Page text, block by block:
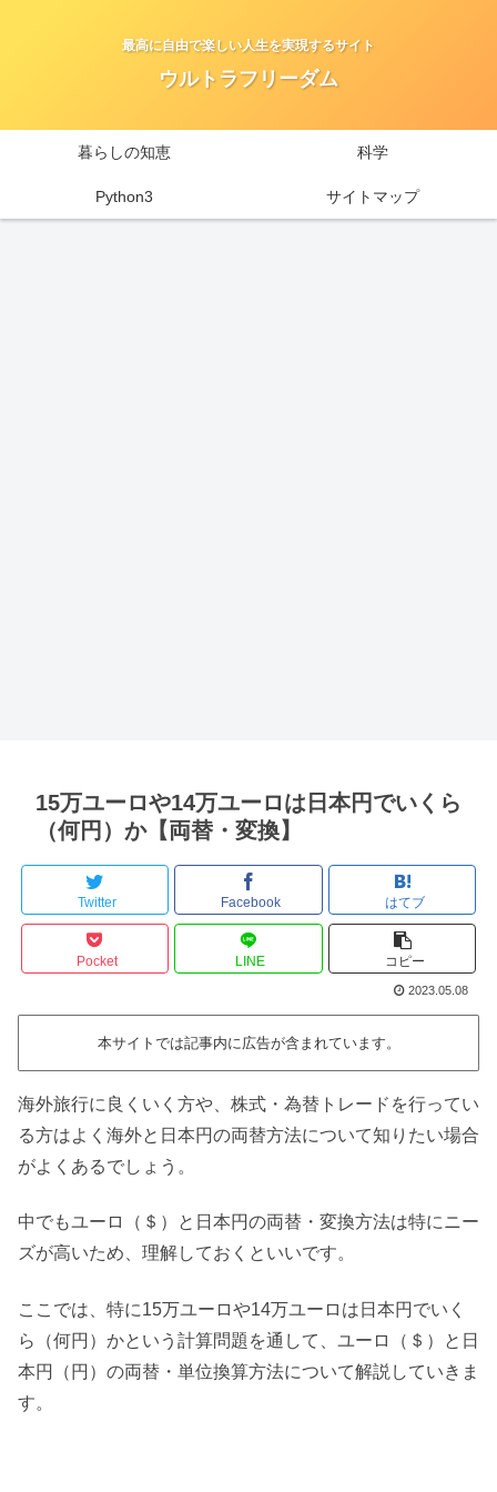
最高に自由で楽しい人生を実現するサイト
ウルトラフリーダム
暮らしの知恵 科学
Python3 サイトマップ
15万ユーロや14万ユーロは日本円でいくら
（何円）か【両替・変換】
Twitter Facebook はてブ
Pocket LINE コピー
2023.05.08
本サイトでは記事内に広告が含まれています。
海外旅行に良くいく方や、株式・為替トレードを行ってい
る方はよく海外と日本円の両替方法について知りたい場合
がよくあるでしょう。
中でもユーロ（＄）と日本円の両替・変換方法は特にニー
ズが高いため、理解しておくといいです。
ここでは、特に15万ユーロや14万ユーロは日本円でいく
ら（何円）かという計算問題を通して、ユーロ（＄）と日
本円（円）の両替・単位換算方法について解説していきま
す。